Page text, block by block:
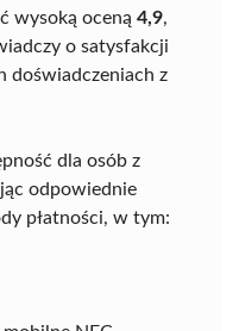
wysoką oceną 4,9,
o satysfakcji
doświadczeniach z
dla osób z
odpowiednie
płatności, w tym: